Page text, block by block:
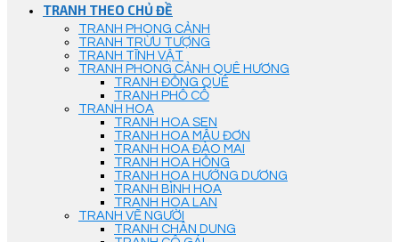
TRANH THEO CHỦ ĐỀ
TRANH PHONG CẢNH
TRANH TRỪU TƯỢNG
TRANH TĨNH VẬT
TRANH PHONG CẢNH QUÊ HƯƠNG
TRANH ĐỒNG QUÊ
TRANH PHỐ CỔ
TRANH HOA
TRANH HOA SEN
TRANH HOA MẪU ĐƠN
TRANH HOA ĐÀO MAI
TRANH HOA HỒNG
TRANH HOA HƯỚNG DƯƠNG
TRANH BÌNH HOA
TRANH HOA LAN
TRANH VẼ NGƯỜI
TRANH CHÂN DUNG